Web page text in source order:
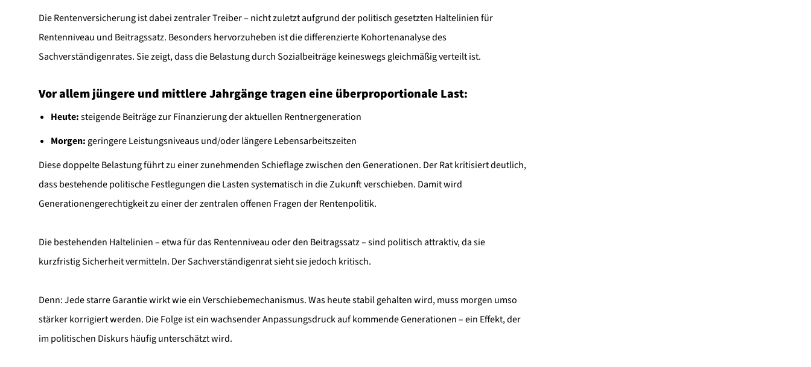
Die Rentenversicherung ist dabei zentraler Treiber – nicht zuletzt aufgrund der politisch gesetzten Haltelinien für
Rentenniveau und Beitragssatz. Besonders hervorzuheben ist die differenzierte Kohortenanalyse des
Sachverständigenrates. Sie zeigt, dass die Belastung durch Sozialbeiträge keineswegs gleichmäßig verteilt ist.
Vor allem jüngere und mittlere Jahrgänge tragen eine überproportionale Last:
Heute:steigende Beiträge zur Finanzierung der aktuellen Rentnergeneration
Morgen: geringere Leistungsniveaus und/oder längere Lebensarbeitszeiten
Diese doppelte Belastung führt zu einer zunehmenden Schieflage zwischen den Generationen. Der Rat kritisiert deutlich,
dass bestehende politische Festlegungen die Lasten systematisch in die Zukunft verschieben. Damit wird
Generationengerechtigkeit zu einer der zentralen offenen Fragen der Rentenpolitik.
Die bestehenden Haltelinien – etwa für das Rentenniveau oder den Beitragssatz – sind politisch attraktiv, da sie
kurzfristig Sicherheit vermitteln. Der Sachverständigenrat sieht sie jedoch kritisch.
Denn: Jede starre Garantie wirkt wie ein Verschiebemechanismus. Was heute stabil gehalten wird, muss morgen umso
stärker korrigiert werden. Die Folge ist ein wachsender Anpassungsdruck auf kommende Generationen – ein Effekt, der
im politischen Diskurs häufig unterschätzt wird.